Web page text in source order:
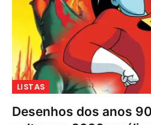
LISTAS
Desenhos dos anos